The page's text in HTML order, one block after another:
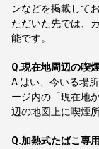
ンなどを掲載して
ただいた先では、
能です。
Q.現在地周辺の喫
A. はい、今いる場
ージ内の「現在地
辺の地図上に喫煙
Q.加熱式たばこ専